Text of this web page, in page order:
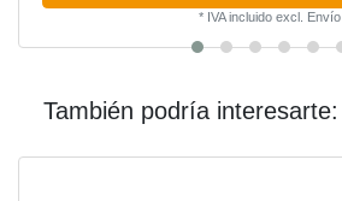
* IVA incluido excl. Envío
También podría interesarte: